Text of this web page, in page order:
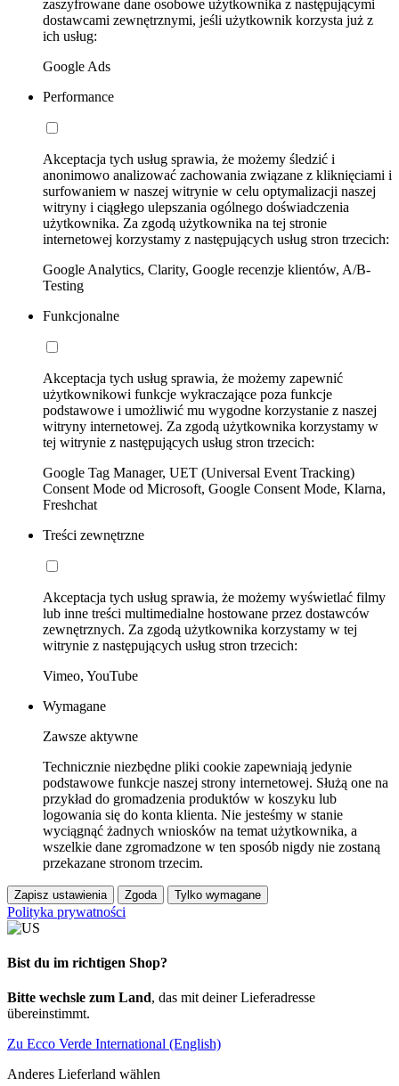
zaszyfrowane dane osobowe użytkownika z następującymi
dostawcami zewnętrznymi, jeśli użytkownik korzysta już z
ich usług:
Google Ads
Performance
Akceptacja tych usług sprawia, że możemy śledzić i
anonimowo analizować zachowania związane z kliknięciami i
surfowaniem w naszej witrynie w celu optymalizacji naszej
witryny i ciągłego ulepszania ogólnego doświadczenia
użytkownika. Za zgodą użytkownika na tej stronie
internetowej korzystamy z następujących usług stron trzecich:
Google Analytics, Clarity, Google recenzje klientów, A/B-
Testing
Funkcjonalne
Akceptacja tych usług sprawia, że możemy zapewnić
użytkownikowi funkcje wykraczające poza funkcje
podstawowe i umożliwić mu wygodne korzystanie z naszej
witryny internetowej. Za zgodą użytkownika korzystamy w
tej witrynie z następujących usług stron trzecich:
Google Tag Manager, UET (Universal Event Tracking)
Consent Mode od Microsoft, Google Consent Mode, Klarna,
Freshchat
Treści zewnętrzne
Akceptacja tych usług sprawia, że możemy wyświetlać filmy
lub inne treści multimedialne hostowane przez dostawców
zewnętrznych. Za zgodą użytkownika korzystamy w tej
witrynie z następujących usług stron trzecich:
Vimeo, YouTube
Wymagane
Zawsze aktywne
Technicznie niezbędne pliki cookie zapewniają jedynie
podstawowe funkcje naszej strony internetowej. Służą one na
przykład do gromadzenia produktów w koszyku lub
logowania się do konta klienta. Nie jesteśmy w stanie
wyciągnąć żadnych wniosków na temat użytkownika, a
wszelkie dane zgromadzone w ten sposób nigdy nie zostaną
przekazane stronom trzecim.
Zapisz ustawienia Zgoda Tylko wymagane
Polityka prywatności
Bist du im richtigen Shop?
Bitte wechsle zum Land, das mit deiner Lieferadresse
übereinstimmt.
Zu Ecco Verde International (English)
Anderes Lieferland wählen